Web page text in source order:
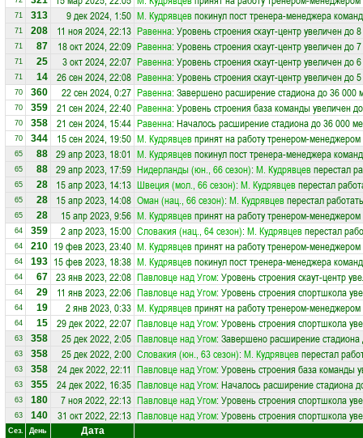
71 313 9 дек 2024, 1:50 М. Кудрявцевпокинул пост тренера-менеджера
71 208 11 ноя 2024, 22:13 Равенна: Уровень строения скаут-центр увеличен до
71 87 18 окт 2024, 22:09 Равенна: Уровень строения скаут-центр увеличен до
71 25 3 окт 2024, 22:07 Равенна: Уровень строения скаут-центр увеличен до
71 14 26 сен 2024, 22:08 Равенна: Уровень строения скаут-центр увеличен до
70 360 22 сен 2024, 0:27 Равенна: Завершено расширение стадиона до 36 000
70 359 21 сен 2024, 22:40 Равенна: Уровень строения база команды увеличен
70 358 21 сен 2024, 15:44 Равенна: Началось расширение стадиона до 36 000
70 344 15 сен 2024, 19:50 М. Кудрявцевпринят на работу тренером-
65 88 29 апр 2023, 18:01 М. Кудрявцевпокинул пост тренера-менеджера
65 88 29 апр 2023, 17:59 Нидерланды (юн., 66 сезон): М. Кудрявцевперестал
65 28 15 апр 2023, 14:13 Швеция (мол., 66 сезон): М. Кудрявцевперестал
65 28 15 апр 2023, 14:08 Оман (нац., 66 сезон): М. Кудрявцевперестал
65 28 15 апр 2023, 9:56 М. Кудрявцевпринят на работу тренером-
64 359 2 апр 2023, 15:00 Словакия (нац., 64 сезон): М. Кудрявцевперестал
64 210 19 фев 2023, 23:40 М. Кудрявцевпринят на работу тренером-
64 193 15 фев 2023, 18:38 М. Кудрявцевпокинул пост тренера-менеджера
64 67 23 янв 2023, 22:08 Павловце над Угом: Уровень строения скаут-центр
64 29 11 янв 2023, 22:06 Павловце над Угом: Уровень строения спортшкола
64 19 2 янв 2023, 0:33 М. Кудрявцевпринят на работу тренером-
64 15 29 дек 2022, 22:07 Павловце над Угом: Уровень строения спортшкола
63 358 25 дек 2022, 2:05 Павловце над Угом: Завершено расширение стадиона
63 358 25 дек 2022, 2:00 Словакия (юн., 63 сезон): М. Кудрявцевперестал
63 358 24 дек 2022, 22:11 Павловце над Угом: Уровень строения база команды
63 355 24 дек 2022, 16:35 Павловце над Угом: Началось расширение стадиона
63 180 7 ноя 2022, 22:13 Павловце над Угом: Уровень строения спортшкола
63 140 31 окт 2022, 22:13 Павловце над Угом: Уровень строения спортшкола
Сез. День
Дата